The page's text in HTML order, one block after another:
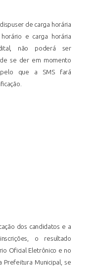
de carga horária
e carga horária
não poderá ser
se der em momento
pelo que a SMS fará
dos candidatos e a
o resultado
Oficial Eletrônico e no
Prefeitura Municipal, se